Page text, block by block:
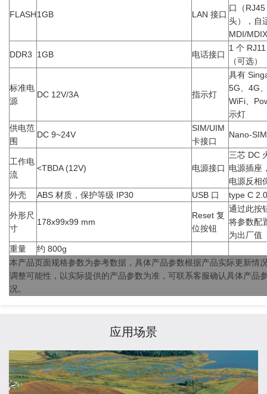
FLASH1GB LAN 接口
口（RJ45
头），自
MDI/MDIX
DDR3 1GB 电话接口
1 个
（可选）
标准电
源
DC 12V/3A 指示灯
具有
5G、4G
WiFi、
示灯
供电范
围
DC 9~24V
SIM/UIM
卡接口
Nano-
工作电
流
<TBDA (12V) 电源接口
三芯 DC
电源插座
电源反相
外壳
ABS 材质，保护等级 IP30 USB 口 type C 2.0
外形尺
寸
178x99x99 mm
Reset 复
位按钮
通过此按
将参数配
为出厂值
重量
约 800g
本产品页面规格参数为参考数据，具体产品参数根据产品实际更新情
调整可能性，以实际提供的产品参数为准，可联系客服确认具体产品
况。
应用场景